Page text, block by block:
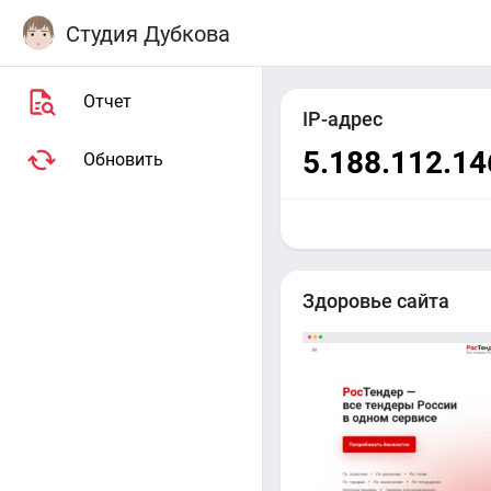
Студия Дубкова
Отчет
Обновить
IP-адрес
Здоровье сайта